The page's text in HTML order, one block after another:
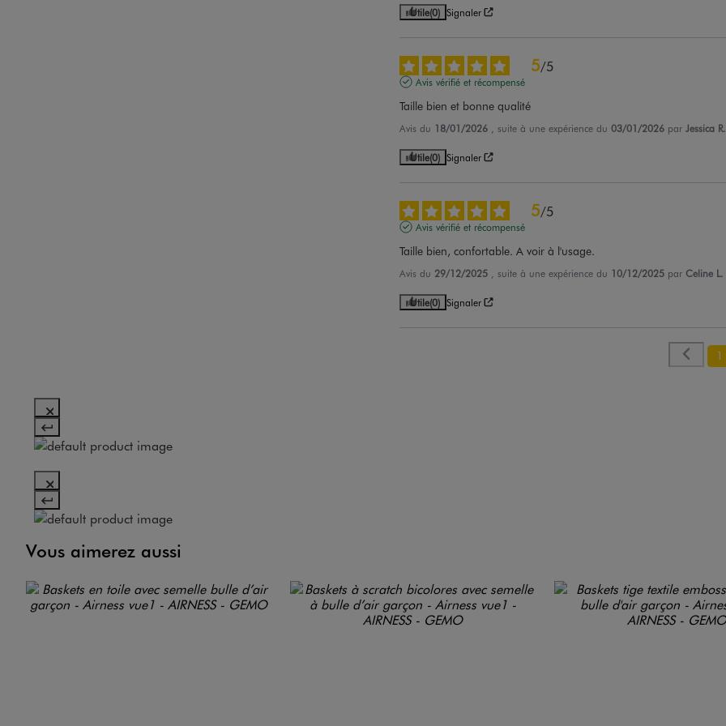
Utile(0) Signaler
5/5
Avis vérifié et récompensé
Taille bien et bonne qualité
Avis du 18/01/2026 , suite à une expérience du 03/01/2026 par Jessica R.
Utile(0) Signaler
5/5
Avis vérifié et récompensé
Taille bien, confortable. A voir à l'usage.
Avis du 29/12/2025 , suite à une expérience du 10/12/2025 par Celine L.
Utile(0) Signaler
1
Vous aimerez aussi